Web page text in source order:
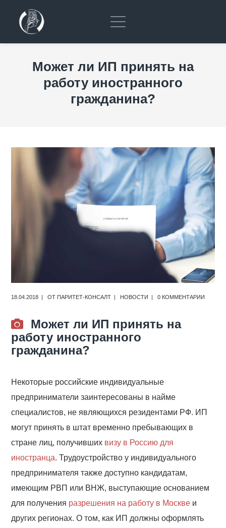
Может ли ИП принять на
работу иностранного
гражданина?
18.04.2018 ОТПАРИТЕТ-КОНСАЛТ НОВОСТИ 0 КОММЕНТАРИИ
Может ли ИП принять на
работу иностранного
гражданина?
Некоторые российские индивидуальные
предприниматели заинтересованы в найме
специалистов, не являющихся резидентами РФ. ИП
могут принять в штат временно пребывающих в
стране лиц, получивших визу в Россию для
иностранца. Трудоустройство у индивидуального
предпринимателя также доступно кандидатам,
имеющим РВП или ВНЖ, выступающие основанием
для получения разрешения на работу в Москве и
других регионах. О том, как ИП должны оформлять